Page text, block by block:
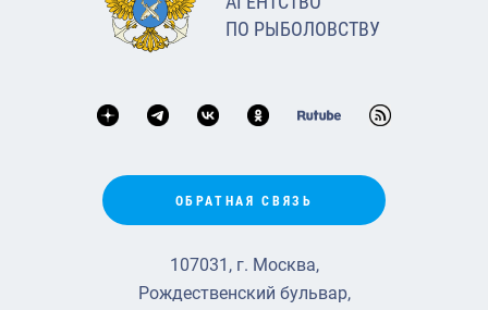
ПО РЫБОЛОВСТВУ
ОБРАТНАЯ СВЯЗЬ
107031, г. Москва,
Рождественский бульвар,